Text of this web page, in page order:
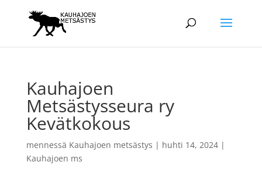
Kauhajoen
Metsästysseura ry
Kevätkokous
mennessä Kauhajoen metsästys | huhti 14, 2024|
Kauhajoen ms